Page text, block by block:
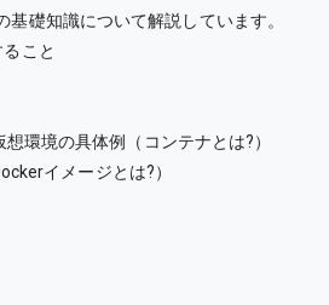
基礎知識について解説しています。
こと
環境の具体例（コンテナとは?）
イメージとは?）